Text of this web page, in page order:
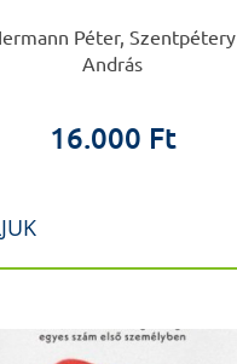
Péter, Szentpétery
András
16.000 Ft